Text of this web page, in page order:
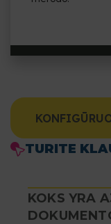
TURITE
KOKS YRA